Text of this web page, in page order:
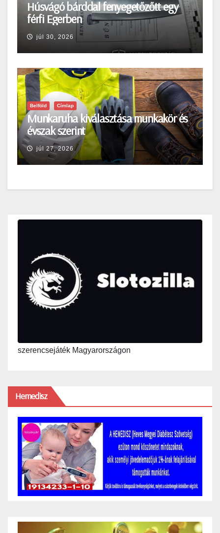
Húsvágó bárddal fenyegetőzőtt egy
férfi Egerben
júl 30, 2026
Belföld Címlap
Munkaruha kiválasztása munkakör és
évszak szerint
júl 27, 2026
szerencsejáték Magyarországon
Hemedisz